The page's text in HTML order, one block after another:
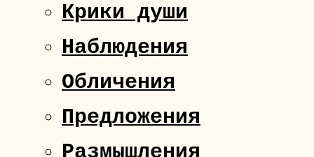
Крики души
Наблюдения
Обличения
Предложения
Размышления